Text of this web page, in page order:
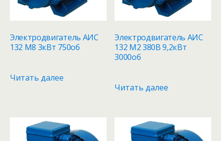
Электродвигатель АИС
132 M8 3кВт 750об
Читать далее
Электродвигатель АИС
132 M2 380В 9,2кВт
3000об
Читать далее